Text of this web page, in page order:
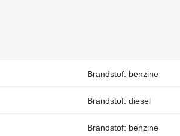
Brandstof: benzine
Brandstof: diesel
Brandstof: benzine